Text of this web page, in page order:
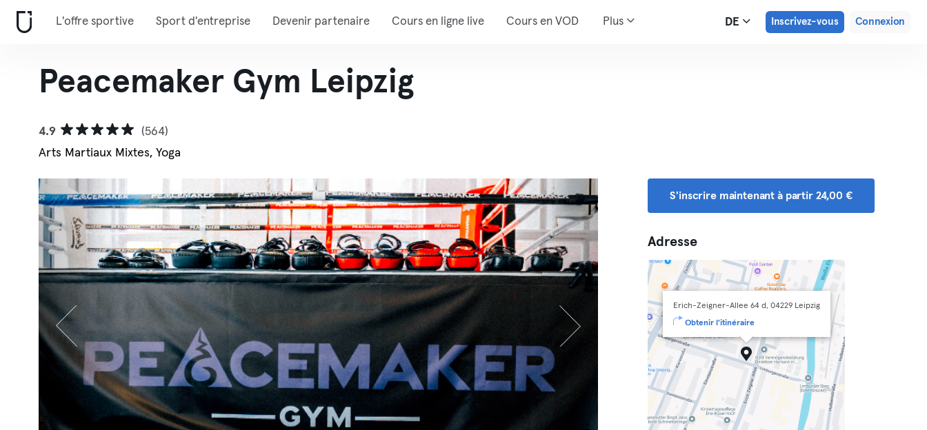
L'offre sportive Sport d'entreprise Devenir partenaire Cours en ligne live Cours en VOD Plus DE Inscrivez-vous Connexion
Peacemaker Gym Leipzig
4.9
(564)
Arts Martiaux Mixtes, Yoga
S'inscrire maintenant à partir 24,00 €
Adresse
Erich-Zeigner-Allee 64 d, 04229 Leipzig
Obtenir l'itinéraire